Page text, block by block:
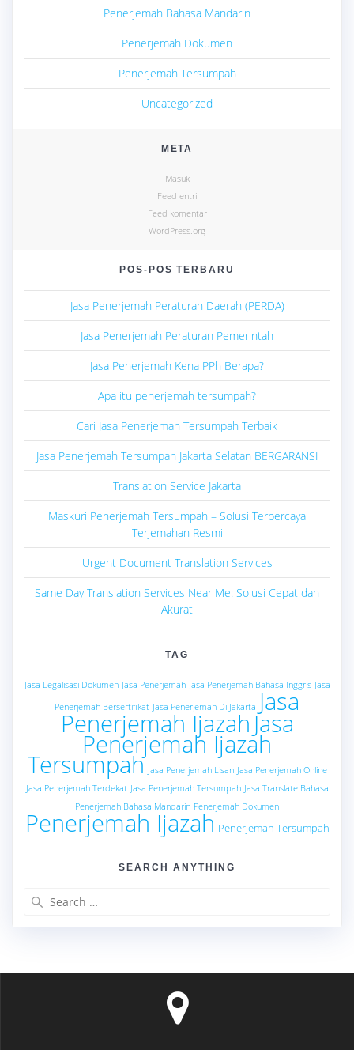
Penerjemah Bahasa Mandarin
Penerjemah Dokumen
Penerjemah Tersumpah
Uncategorized
META
Masuk
Feed entri
Feed komentar
WordPress.org
POS-POS TERBARU
Jasa Penerjemah Peraturan Daerah (PERDA)
Jasa Penerjemah Peraturan Pemerintah
Jasa Penerjemah Kena PPh Berapa?
Apa itu penerjemah tersumpah?
Cari Jasa Penerjemah Tersumpah Terbaik
Jasa Penerjemah Tersumpah Jakarta Selatan BERGARANSI
Translation Service Jakarta
Maskuri Penerjemah Tersumpah – Solusi Terpercaya
Terjemahan Resmi
Urgent Document Translation Services
Same Day Translation Services Near Me: Solusi Cepat dan
Akurat
TAG
Jasa Legalisasi Dokumen Jasa Penerjemah Jasa Penerjemah Bahasa Inggris Jasa
Penerjemah Bersertifikat Jasa Penerjemah Di Jakarta Jasa
Penerjemah Ijazah Jasa
Penerjemah Ijazah
Tersumpah Jasa Penerjemah Lisan Jasa Penerjemah Online
Jasa Penerjemah Terdekat Jasa Penerjemah Tersumpah Jasa Translate Bahasa
Penerjemah Bahasa Mandarin Penerjemah Dokumen
Penerjemah Ijazah Penerjemah Tersumpah
SEARCH ANYTHING